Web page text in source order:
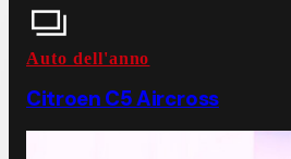
Auto dell'anno
Citroen C5 Aircross